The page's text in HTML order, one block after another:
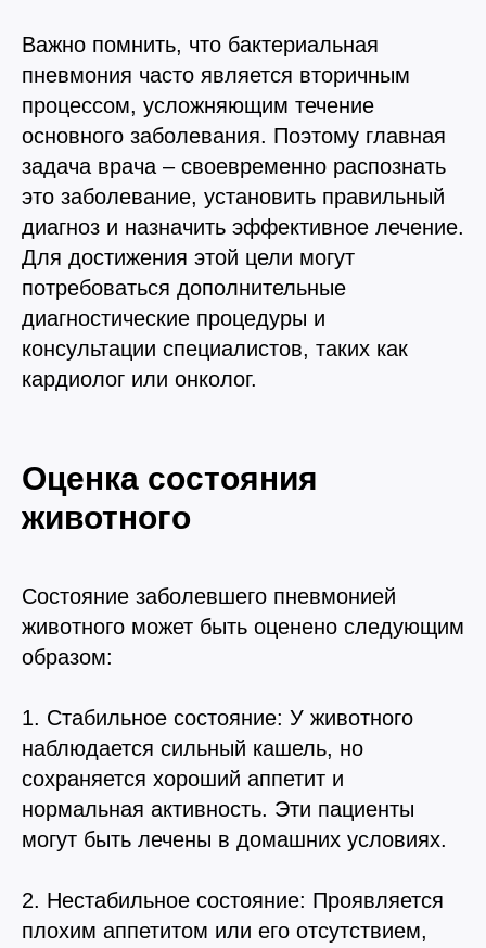
Важно помнить, что бактериальная
пневмония часто является вторичным
процессом, усложняющим течение
основного заболевания. Поэтому главная
задача врача – своевременно распознать
это заболевание, установить правильный
диагноз и назначить эффективное лечение.
Для достижения этой цели могут
потребоваться дополнительные
диагностические процедуры и
консультации специалистов, таких как
кардиолог или онколог.
Оценка состояния
животного
Состояние заболевшего пневмонией
животного может быть оценено следующим
образом:
1. Стабильное состояние: У животного
наблюдается сильный кашель, но
сохраняется хороший аппетит и
нормальная активность. Эти пациенты
могут быть лечены в домашних условиях.
2. Нестабильное состояние: Проявляется
плохим аппетитом или его отсутствием,